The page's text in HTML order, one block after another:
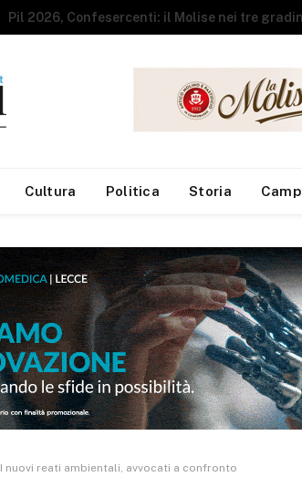
Cultura Politica Storia
I nuovi reati ambientali, avvocati a confronto